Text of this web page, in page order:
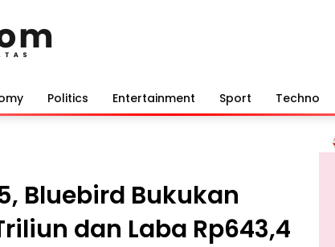
Politics Entertainment Sport Techno
Bluebird Bukukan
dan Laba Rp643,4